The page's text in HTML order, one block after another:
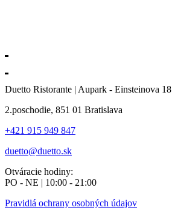
Duetto Ristorante | Aupark - Einsteinova 18
2.poschodie, 851 01 Bratislava
+421 915 949 847
duetto@duetto.sk
Otváracie hodiny:
PO - NE | 10:00 - 21:00
Pravidlá ochrany osobných údajov